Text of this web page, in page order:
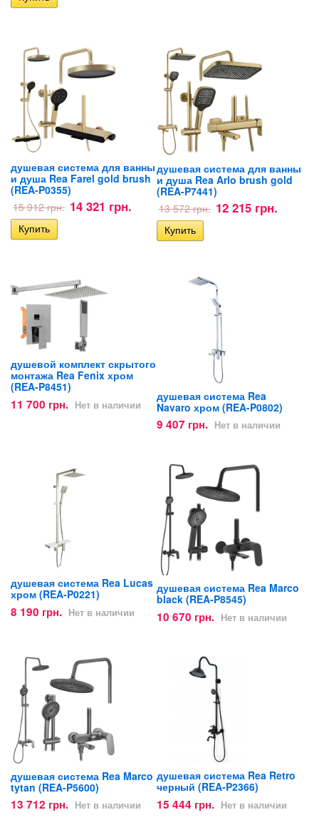
душевая система для ванны
и душа Rea Farel gold brush
(REA-P0355)
15 912 грн. 14 321 грн.
душевая система для ванны
и душа Rea Arlo brush gold
(REA-P7441)
13 572 грн. 12 215 грн.
душевой комплект скрытого
монтажа Rea Fenix хром
(REA-P8451)
11 700 грн. Нет в наличии
душевая система Rea
Navaro хром (REA-P0802)
9 407 грн. Нет в наличии
душевая система Rea Lucas
хром (REA-P0221)
8 190 грн. Нет в наличии
душевая система Rea Marco
black (REA-P8545)
10 670 грн. Нет в наличии
душевая система Rea Marco
tytan (REA-P5600)
13 712 грн. Нет в наличии
душевая система Rea Retro
черный (REA-P2366)
15 444 грн. Нет в наличии